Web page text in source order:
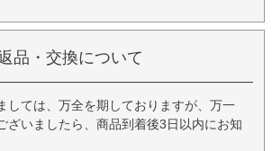
品・交換について
しては、万全を期しておりますが、万一
ざいましたら、商品到着後3日以内にお知